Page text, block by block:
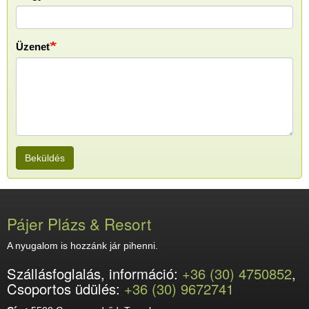
Üzenet
Beküldés
Pájer Plázs & Resort
A nyugalom is hozzánk jár pihenni.
Szállásfoglalás, információ: +36 (30) 4750852,
Csoportos üdülés: +36 (30) 9672741